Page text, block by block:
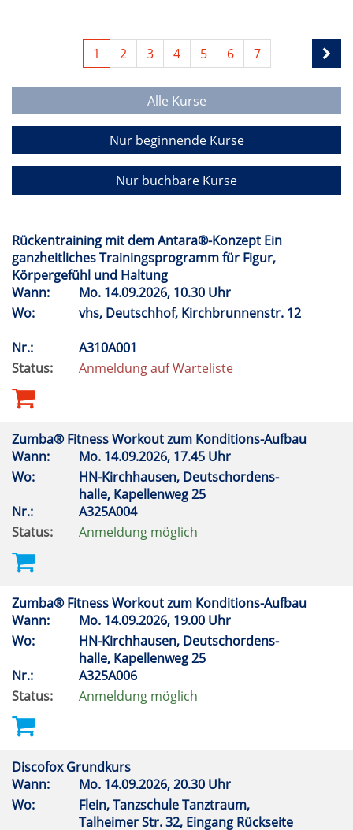
1 2 3 4 5 6 7
Alle Kurse
Nur beginnende Kurse
Nur buchbare Kurse
Rückentraining mit dem Antara®-Konzept Ein
ganzheitliches Trainingsprogramm für Figur,
Körpergefühl und Haltung
Wann:
Mo. 14.09.2026, 10.30 Uhr
Wo:
vhs, Deutschhof, Kirchbrunnenstr. 12
Nr.:
A310A001
Status:
Anmeldung auf Warteliste
Zumba® Fitness Workout zum Konditions-Aufbau
Wann:
Mo. 14.09.2026, 17.45 Uhr
Wo:
HN-Kirchhausen, Deutschordens-
halle, Kapellenweg 25
Nr.:
A325A004
Status:
Anmeldung möglich
Zumba® Fitness Workout zum Konditions-Aufbau
Wann:
Mo. 14.09.2026, 19.00 Uhr
Wo:
HN-Kirchhausen, Deutschordens-
halle, Kapellenweg 25
Nr.:
A325A006
Status:
Anmeldung möglich
Discofox Grundkurs
Wann:
Mo. 14.09.2026, 20.30 Uhr
Wo:
Flein, Tanzschule Tanztraum,
Talheimer Str. 32, Eingang Rückseite